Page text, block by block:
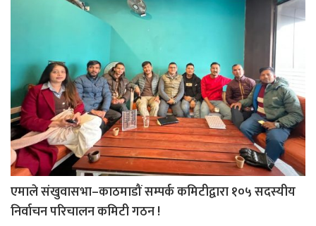
एमाले संखुवासभा–काठमाडौं सम्पर्क कमिटीद्वारा १०५ सदस्यीय
निर्वाचन परिचालन कमिटी गठन !